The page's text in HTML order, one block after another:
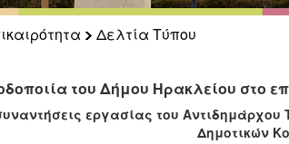
Δελτία Τύπου
του Δήμου Ηρακλείου στο
εργασίας του
Δημοτικών